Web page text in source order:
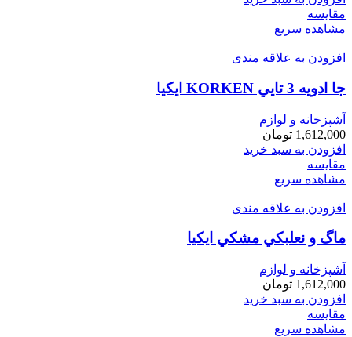
مقایسه
مشاهده سریع
افزودن به علاقه مندی
جا ادويه 3 تايي KORKEN ايكيا
آشپزخانه و لوازم
1,612,000 تومان
افزودن به سبد خرید
مقایسه
مشاهده سریع
افزودن به علاقه مندی
ماگ و نعلبكي مشكي ايكيا
آشپزخانه و لوازم
1,612,000 تومان
افزودن به سبد خرید
مقایسه
مشاهده سریع